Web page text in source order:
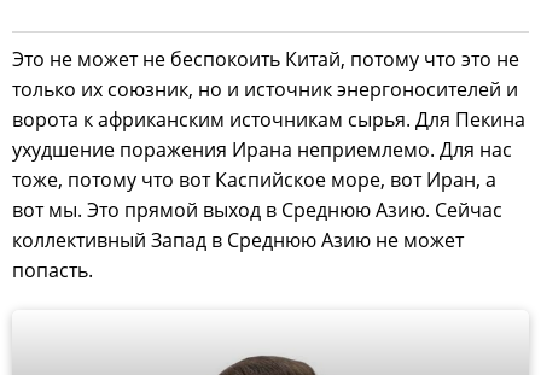
Это не может не беспокоить Китай, потому что это не
только их союзник, но и источник энергоносителей и
ворота к африканским источникам сырья. Для Пекина
ухудшение поражения Ирана неприемлемо. Для нас
тоже, потому что вот Каспийское море, вот Иран, а
вот мы. Это прямой выход в Среднюю Азию. Сейчас
коллективный Запад в Среднюю Азию не может
попасть.